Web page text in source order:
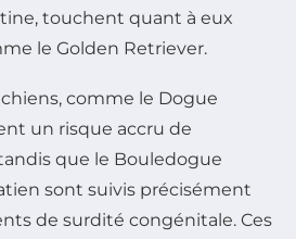
touchent quant à eux
le Golden Retriever.
comme le Dogue
un risque accru de
que le Bouledogue
sont suivis précisément
de surdité congénitale. Ces